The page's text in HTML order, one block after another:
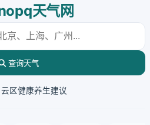
天气网
查询天气
云区健康养生建议